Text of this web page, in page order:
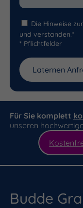
Die Hinweise
und verstanden.*
* Pflichtfelder
Für Sie komplett
unseren
Budde